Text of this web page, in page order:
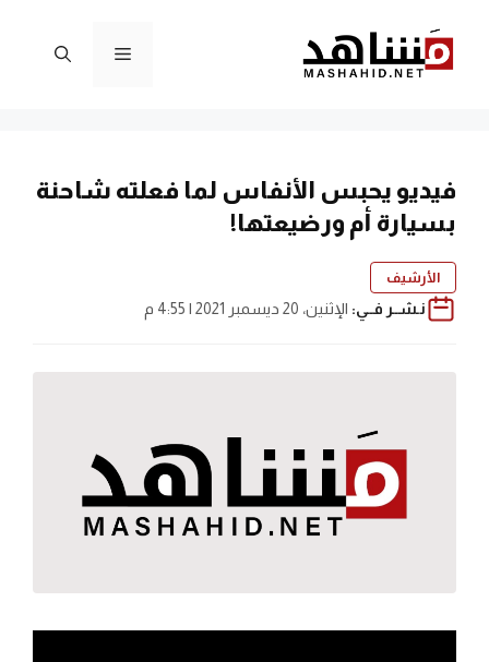
المحتوى
القائمة
فيديو يحبس الأنفاس لما فعلته شاحنة
بسيارة أم ورضيعتها!
الأرشيف
نـشــر فــي: الإثنين، 20 ديسمبر 2021 | 4:55 م